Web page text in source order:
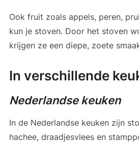
Ook fruit zoals appels, peren,
kun je stoven. Door het stoven
krijgen ze een diepe, zoete
In verschillende
Nederlandse keuken
In de Nederlandse keuken zijn
hachee, draadjesvlees en